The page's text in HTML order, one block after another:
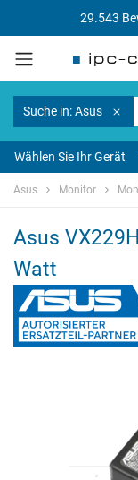
29.543
Suche in: Asus
Wählen Sie Ihr Gerät
Asus Monitor
Asus
Watt